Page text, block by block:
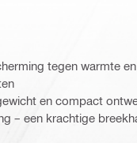
tegen warmte
en compact
– een krachtige